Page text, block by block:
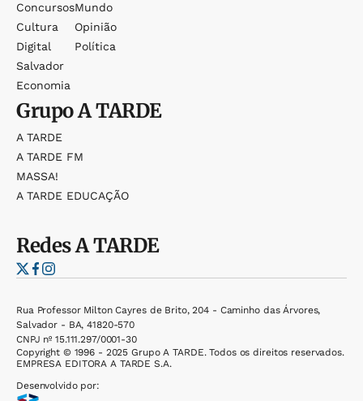
Concursos
Cultura
Digital
Salvador
Economia
Mundo
Opinião
Política
GrupoA TARDE
A TARDE
A TARDE FM
MASSA!
A TARDE EDUCAÇÃO
RedesA TARDE
Rua Professor Milton Cayres de Brito, 204 - Caminho das Árvores,
Salvador - BA, 41820-570
CNPJ nº 15.111.297/0001-30
Copyright © 1996 - 2025 Grupo A TARDE. Todos os direitos reservados.
EMPRESA EDITORA A TARDE S.A.
Desenvolvido por: